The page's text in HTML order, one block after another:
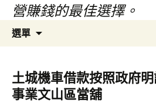
營賺錢的最佳選擇。
選單
容
區
土城機車借款按照政府
事業文山區當舖